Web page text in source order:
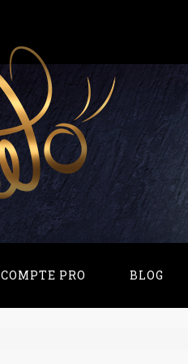
COMPTE PRO BLOG